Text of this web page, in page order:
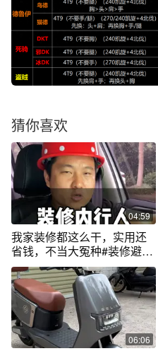
猜你喜欢
04:59
我家装修都这么干，实用还
省钱，不当大冤种#装修避坑
#装修避坑指南 #省钱攻略 #
装修干货 #装修分享 @抖音
创作灵感 @抖音创作小助手
@抖音短视频
06:06